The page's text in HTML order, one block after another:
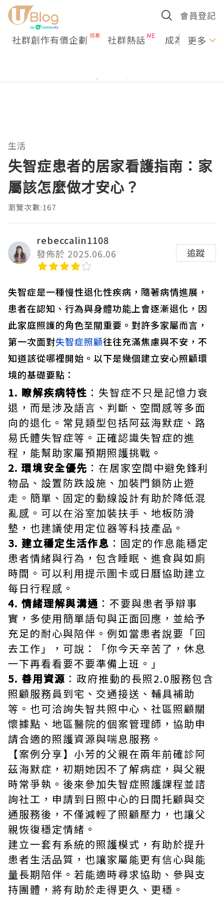
會員登記
社群創作有價企劃 社群熱話 成為U更多
生活
失智症患者的居家看護指南：家
屬該怎麼做才安心？
瀏覽次數:167
rebeccalin1108
發佈於 2025.06.06
追蹤
失智症是一種慢性退化性疾病，隨著病情進展，
患者在認知、行為與身體功能上會逐漸退化，因
此家庭照護的角色至關重要。對許多家屬而言，
第一次面對失智症照顧往往充滿焦慮與不安，不
知道該從哪裡開始。以下是幾個建立安心照顧環
境的基礎要點：
1. 瞭解疾病特性 ：失智症不只是記憶力衰
退，而是涉及語言、判斷、空間感等多面
向的退化。常見類型包括阿茲海默症、路
易氏體失智症等。正確認識失智症的進
程，能幫助家屬預期照護挑戰。
2. 環境安全優先 ：在居家空間中避免鋒利
物品、設置防跌設施、加裝門鎖防止遊
走。簡單、固定的動線設計有助於降低混
亂感。可以在浴室加裝扶手、地板防滑
墊，也建議使用定位器等科技產品。
3. 建立穩定生活作息 ：固定的作息能穩定
患者情緒與行為，包含睡眠、進食與如廁
時間。可以利用提示圖卡或日曆協助建立
每日行程感。
4. 情緒理解與溝通 ：不要與患者爭辯事
實，多使用簡單語句與正面回應，並給予
充足的耐心與陪伴。例如當患者說要「回
去工作」，可說：「你今天辛苦了，休息
一下再看看要不要準備上班。」
5. 善用資源 ：政府推動的長照2.0服務包含
照顧服務員到宅、交通接送、輔具補助
等。也可洽詢失智共照中心、社區照顧關
懷據點、地區醫院的個案管理師，協助申
請合適的照護資源與喘息服務。
【案例分享】小芳的父親在兩年前確診阿
茲海默症，初期她因不了解病症，與父親
時常爭執。後來參加失智症照護課程並諮
詢社工，申請到日照中心的日間托顧與交
通服務後，不僅減輕了照顧壓力，也讓父
親恢復穩定情緒。
建立一套有系統的照護模式，有助於提升
患者生活品質，也讓家屬能更有信心與能
量長期陪伴。若能適時尋求協助、參與支
持團體，將有助於走得更久、更穩。